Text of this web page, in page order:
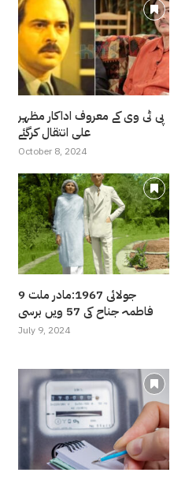
پی ٹی وی کے معروف اداکار مظہر
علی انتقال کرگئے
October 8, 2024
9 جولائی 1967:مادر ملت
فاطمہ جناح کی 57 ویں برسی
July 9, 2024